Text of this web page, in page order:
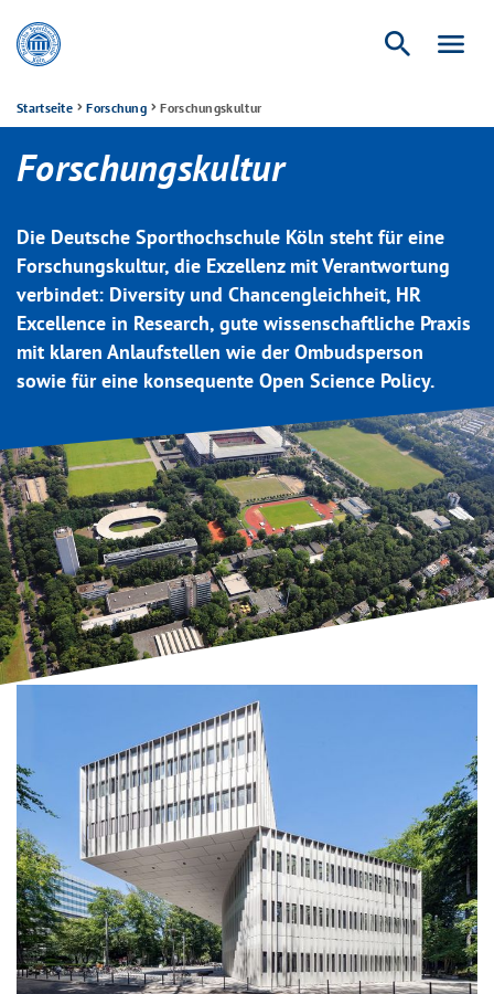
search menu
Startseite Forschung Forschungskultur
Forschungskultur
Die Deutsche Sporthochschule Köln steht für eine
Forschungskultur, die Exzellenz mit Verantwortung
verbindet: Diversity und Chancengleichheit, HR
Excellence in Research, gute wissenschaftliche Praxis
mit klaren Anlaufstellen wie der Ombudsperson
sowie für eine konsequente Open Science Policy.